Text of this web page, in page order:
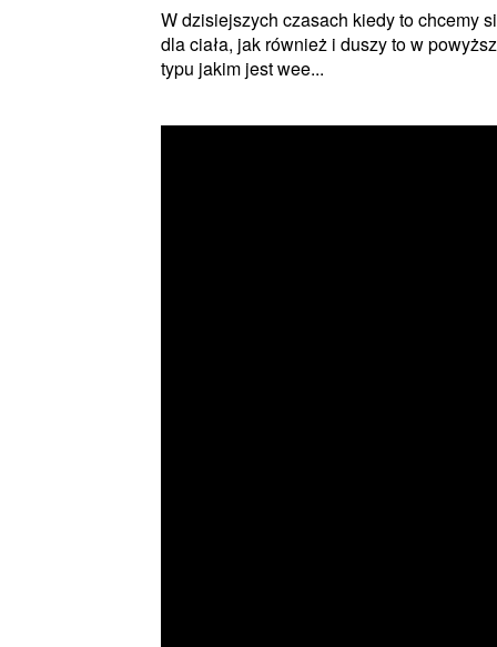
W dzisiejszych czasach kiedy to chcemy
dla ciała, jak również i duszy to w
typu jakim jest wee...